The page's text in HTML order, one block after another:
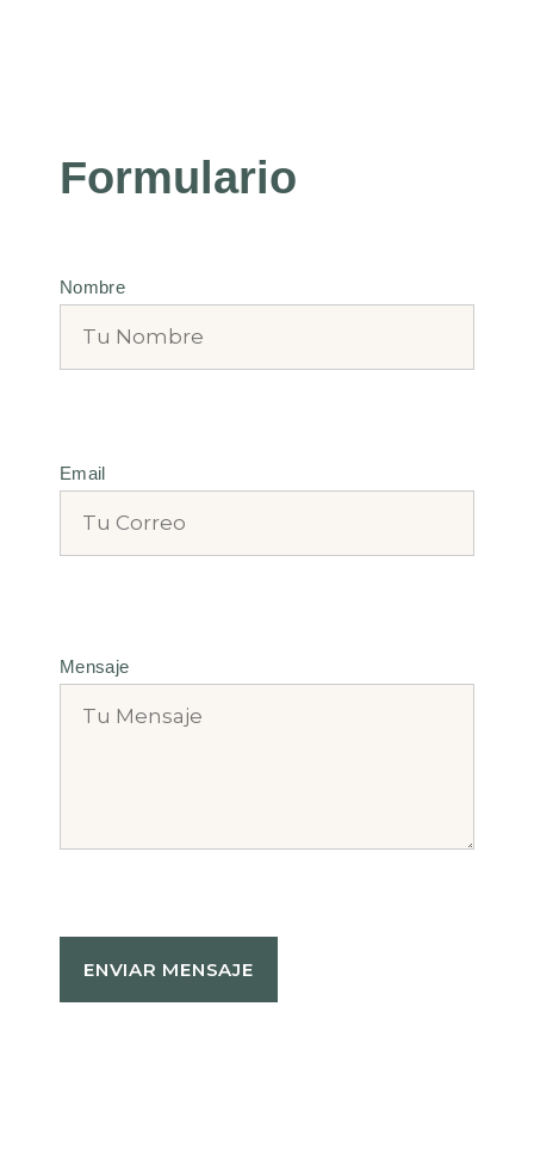
Formulario
Nombre
Email
Mensaje